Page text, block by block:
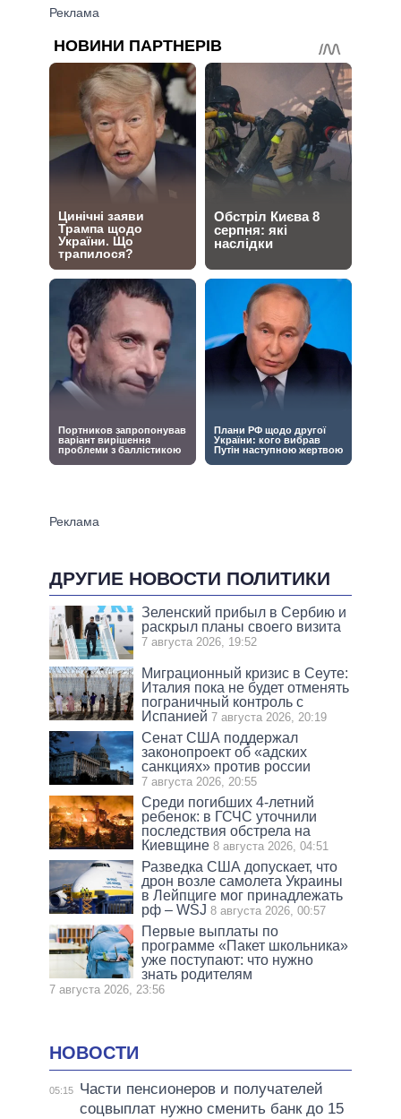
ДРУГИЕ НОВОСТИ ПОЛИТИКИ
Зеленский прибыл в Сербию и
раскрыл планы своего визита
7 августа 2026, 19:52
Миграционный кризис в Сеуте:
Италия пока не будет отменять
пограничный контроль с
Испанией 7 августа 2026, 20:19
Сенат США поддержал
законопроект об «адских
санкциях» против россии
7 августа 2026, 20:55
Среди погибших 4-летний
ребенок: в ГСЧС уточнили
последствия обстрела на
Киевщине 8 августа 2026, 04:51
Разведка США допускает, что
дрон возле самолета Украины
в Лейпциге мог принадлежать
рф – WSJ 8 августа 2026, 00:57
Первые выплаты по
программе «Пакет школьника»
уже поступают: что нужно
знать родителям
7 августа 2026, 23:56
НОВОСТИ
05:15
Части пенсионеров и получателей
соцвыплат нужно сменить банк до 15